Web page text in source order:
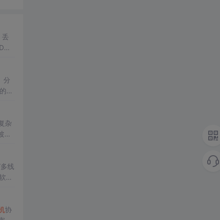
丢
分
非
杂
形
线
复
协